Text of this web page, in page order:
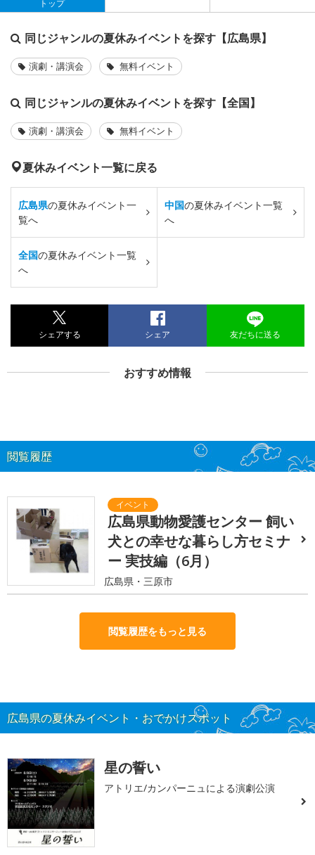
トップ
同じジャンルの夏休みイベントを探す【広島県】
演劇・講演会 無料イベント
同じジャンルの夏休みイベントを探す【全国】
演劇・講演会 無料イベント
夏休みイベント一覧に戻る
広島県の夏休みイベント一
覧へ
中国の夏休みイベント一覧
へ
全国の夏休みイベント一覧
へ
シェアする シェア 友だちに送る
おすすめ情報
閲覧履歴
広島県動物愛護センター 飼い
犬との幸せな暮らし方セミナ
ー 実技編（6月）
広島県・三原市
閲覧履歴をもっと見る
広島県の夏休みイベント・おでかけスポット
星の誓い
アトリエ/カンパーニュによる演劇公演